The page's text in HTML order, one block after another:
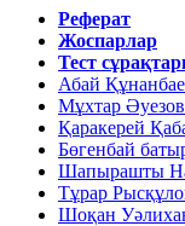
Реферат
Жоспарлар
Тест
Абай
Мұхтар Әуезов
Қаракерей
Бөгенбай
Шапырашты
Тұрар
Шоқан